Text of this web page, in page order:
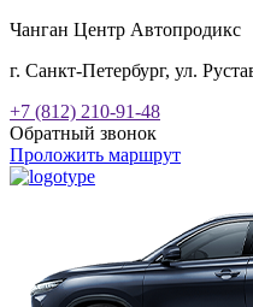
Чанган Центр Автопродикс
г. Санкт-Петербург, ул.
+7 (812) 210-91-48
Обратный звонок
Проложить маршрут